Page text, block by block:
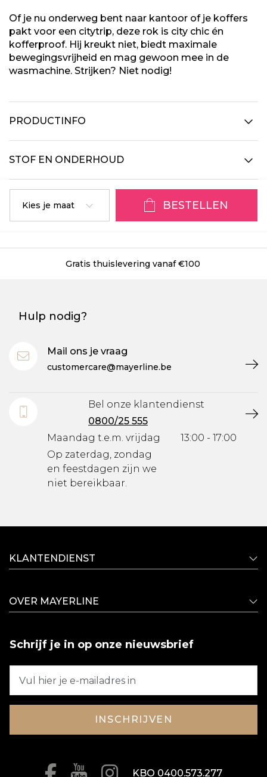
Of je nu onderweg bent naar kantoor of je koffers
pakt voor een citytrip, deze rok is city chic én
kofferproof. Hij kreukt niet, biedt maximale
bewegingsvrijheid en mag gewoon mee in de
wasmachine. Strijken? Niet nodig!
PRODUCTINFO
STOF EN ONDERHOUD
Kies je maat BESTELLEN
Gratis thuislevering vanaf €100
Hulp nodig?
Mail ons je vraag
customercare@mayerline.be
Bel onze klantendienst
0800/25 555
Maandag t.e.m. vrijdag
Op zaterdag, zondag
en feestdagen zijn we
niet bereikbaar.
13:00 - 17:00
KLANTENDIENST
OVER MAYERLINE
Schrijf je in op onze nieuwsbrief
INSCHRIJVEN
KBO 0400.573.277